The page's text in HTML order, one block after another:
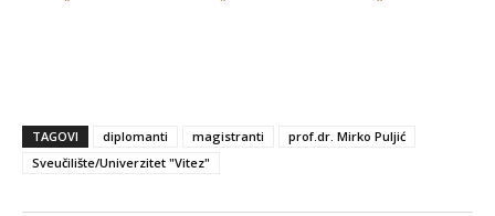
TAGOVI diplomanti magistranti
prof.dr. Mirko Puljić
Sveučilište/Univerzitet "Vitez"